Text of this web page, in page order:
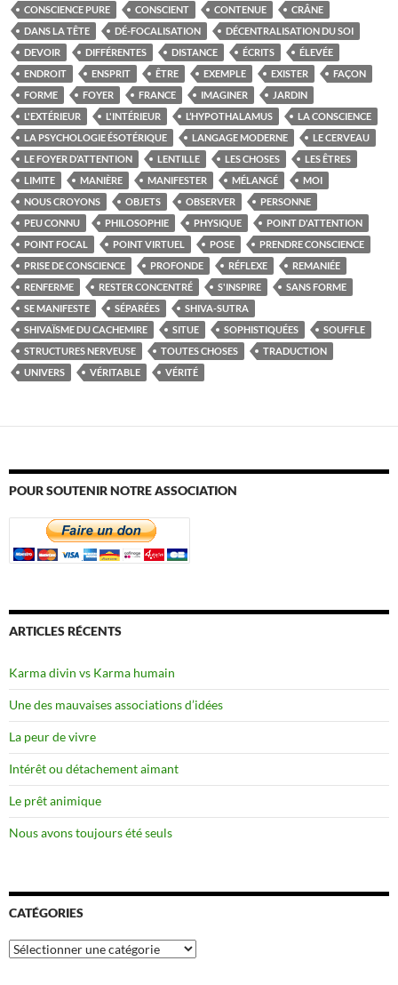
CONSCIENCE PURE CONSCIENT CONTENUE
CRÂNE
DANS LA TÊTE
DÉ-FOCALISATION
DÉCENTRALISATION DU SOI
DEVOIR
DIFFÉRENTES DISTANCE ÉCRITS
ÉLEVÉE
ENDROIT
ENSPRIT ÊTRE EXEMPLE EXISTER
FAÇON
FORME
FOYER FRANCE IMAGINER
JARDIN
L'EXTÉRIEUR
L'INTÉRIEUR L’HYPOTHALAMUS
LA CONSCIENCE
LA PSYCHOLOGIE ÉSOTÉRIQUE
LANGAGE MODERNE
LE CERVEAU
LE FOYER D’ATTENTION
LENTILLE LES CHOSES
LES ÊTRES
LIMITE
MANIÈRE MANIFESTER MÉLANGÉ
MOI
NOUS CROYONS
OBJETS OBSERVER
PERSONNE
PEU CONNU
PHILOSOPHIE PHYSIQUE
POINT D'ATTENTION
POINT FOCAL
POINT VIRTUEL POSE
PRENDRE CONSCIENCE
PRISE DE CONSCIENCE
PROFONDE RÉFLEXE
REMANIÉE
RENFERME
RESTER CONCENTRÉ S'INSPIRE
SANS FORME
SE MANIFESTE
SÉPARÉES
SHIVA-SUTRA
SHIVAÏSME DU CACHEMIRE
SITUE SOPHISTIQUÉES
SOUFFLE
STRUCTURES NERVEUSE
TOUTES CHOSES
TRADUCTION
UNIVERS
VÉRITABLE VÉRITÉ
POUR SOUTENIR NOTRE ASSOCIATION
ARTICLES RÉCENTS
Karma divin vs Karma humain
Une des mauvaises associations d’idées
La peur de vivre
Intérêt ou détachement aimant
Le prêt animique
Nous avons toujours été seuls
CATÉGORIES
Catégories